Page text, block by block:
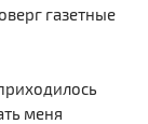
газетные
меня